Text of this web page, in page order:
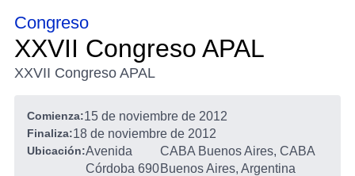
Congreso
XXVII Congreso APAL
XXVII Congreso APAL
Comienza:15 de noviembre de 2012
Finaliza:18 de noviembre de 2012
Ubicación:Avenida
Córdoba 690
CABA Buenos Aires, CABA
Buenos Aires, Argentina